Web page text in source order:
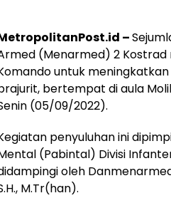
–
(Menarmed) 2 Kostrad
untuk
bertempat di aula
(05/09/2022).
penyuluhan ini
(Pabintal) Divisi
oleh
M.Tr(han).